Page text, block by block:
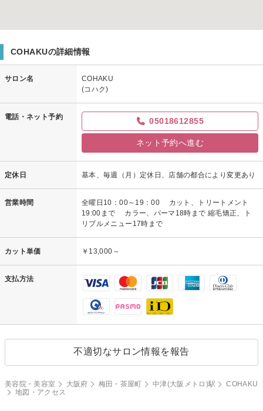
COHAKUの詳細情報
サロン名
COHAKU
(コハク)
電話・ネット予約 05018612855
ネット予約へ進む
定休日 基本、毎週（月）定休日、店舗の都合により変更あり
営業時間
全曜日10：00～19：00 カット、トリートメント
19:00まで カラー、パーマ18時まで 縮毛矯正、ト
リプルメニュー17時まで
カット単価 ￥13,000～
支払方法
不適切なサロン情報を報告
美容院・美容室 大阪府 梅田・茶屋町 中津(大阪メトロ)駅
COHAKU
地図・アクセス